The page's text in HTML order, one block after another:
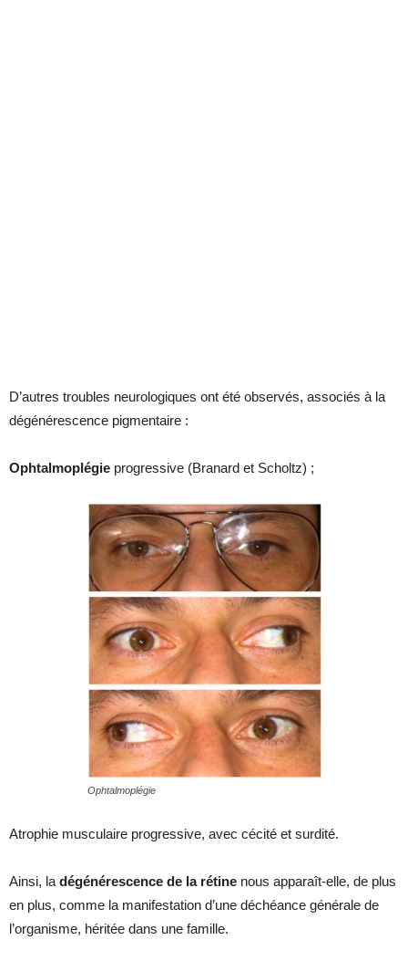
D’autres troubles neurologiques ont été observés, associés à la
dégénérescence pigmentaire :
Ophtalmoplégie progressive (Branard et Scholtz) ;
Ophtalmoplégie
Atrophie musculaire progressive, avec cécité et surdité.
Ainsi, la dégénérescence de la rétine nous apparaît-elle, de plus
en plus, comme la manifestation d’une déchéance générale de
l’organisme, héritée dans une famille.